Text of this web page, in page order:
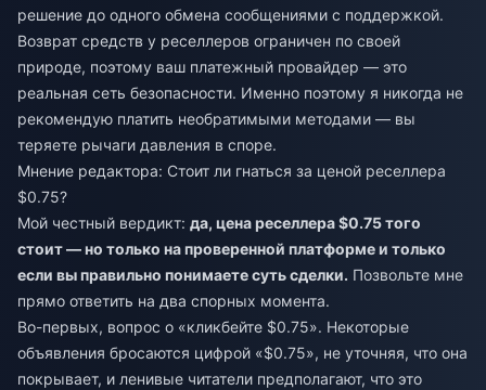
решение до одного обмена сообщениями с поддержкой.
Возврат средств у реселлеров ограничен по своей
природе, поэтому ваш платежный провайдер — это
реальная сеть безопасности. Именно поэтому я никогда не
рекомендую платить необратимыми методами — вы
теряете рычаги давления в споре.
Мнение редактора: Стоит ли гнаться за ценой реселлера
$0.75?
Мой честный вердикт: да, цена реселлера $0.75 того
стоит — но только на проверенной платформе и только
если вы правильно понимаете суть сделки. Позвольте мне
прямо ответить на два спорных момента.
Во-первых, вопрос о «кликбейте $0.75». Некоторые
объявления бросаются цифрой «$0.75», не уточняя, что она
покрывает, и ленивые читатели предполагают, что это